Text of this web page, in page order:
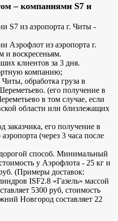
– компаниями S7 и
S7 из аэропорта г. Читы -
Аэрофлот из аэропорта г.
и воскресеньям.
клиентов за 3 дня.
компанию;
обработка груза в
(его получение в
в том случае, если
области или близлежащих
заказчика, его получение в
(через 3 часа после
способ. Минимальный
у Аэрофлота - 25 кг и
(Примеры доставок:
ISF2.8 «Газель» массой
5300 руб, стоимость
Новгород составляет 22